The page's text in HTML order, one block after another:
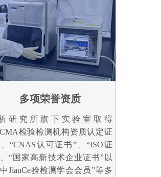
多项荣誉资质
研究所旗下实验室取得
检验检测机构资质认定证
“CNAS认可证书”、“ISO证
“国家高新技术企业证书”以
JianCe验检测学会会员”等多